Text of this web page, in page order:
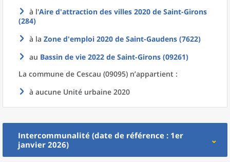
à l'Aire d'attraction des villes 2020 de Saint-Girons
(284)
à la Zone d'emploi 2020 de Saint-Gaudens (7622)
au Bassin de vie 2022 de Saint-Girons (09261)
La commune de Cescau (09095) n’appartient :
à aucune Unité urbaine 2020
Intercommunalité (date de référence : 1er
janvier 2026)